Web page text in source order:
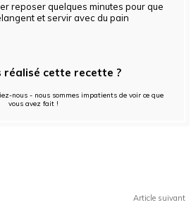
reposer quelques minutes pour que
et servir avec du pain
réalisé cette recette ?
nous - nous sommes impatients de voir ce que
vous avez fait !
Article suivant